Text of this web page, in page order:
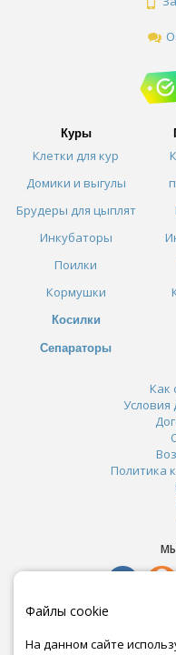
Куры
Клетки для кур
Домики и выгулы
Брудеры для цыплят
Инкубаторы
Поилки
Кормушки
Косилки
Сепараторы
Как
Условия
Политика
Файлы cookie
На данном сайте